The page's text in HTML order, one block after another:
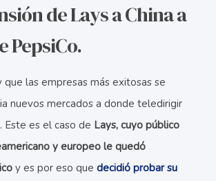
de Lays a China a
PepsiCo.
que las empresas más exitosas se
nuevos mercados a donde teledirigir
Este es el caso de Lays, cuyo público
y europeo le quedó
y es por eso que decidió probar su